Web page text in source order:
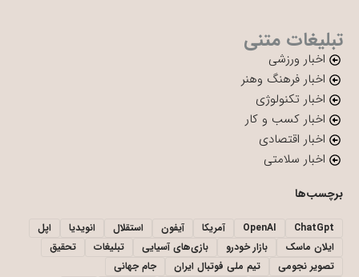
تبلیغات متنی
اخبار ورزشی
اخبار فرهنگ وهنر
اخبار تکنولوژی
اخبار کسب و کار
اخبار اقتصادی
اخبار سلامتی
برچسب‌ها
ChatGpt
OpenAI آمریکا آیفون استقلال انویدیا
اپل
ایلان ماسک
بازار خودرو بازی‌های آسیایی تبلیغات
تحقیق
تصویر نجومی
تیم ملی فوتبال ایران جام جهانی